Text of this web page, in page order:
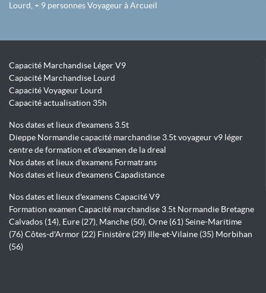
Lourd, + 9 personnes Voyageur à Arcueil
Capacité Marchandise Léger V9
Capacité Marchandise Lourd
Capacité Voyageur Lourd
Capacité actualisation 35h
Nos dates et lieux d'examens 3.5t
Dieppe Normandie capacité marchandise 3.5t voyageur v9 léger
centre de formation et d'examen de la dreal
Nos dates et lieux d'examens Formatrans
Nos dates et lieux d'examens Capadistance
Nos dates et lieux d'examens Capacité V9
Formation examen Capacité marchandise 3.5t Normandie Bretagne
Calvados (14), Eure (27), Manche (50), Orne (61) Seine-Maritime
(76) Côtes-d'Armor (22) Finistère (29) Ille-et-Vilaine (35) Morbihan
(56)